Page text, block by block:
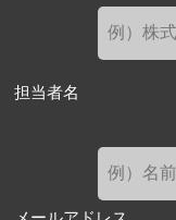
担当者名